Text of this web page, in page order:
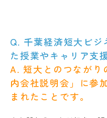
Q. 千葉経済短大ビジ
た授業やキャリア支
A. 短大とのつながり
内会社説明会」に参
まれたことです。